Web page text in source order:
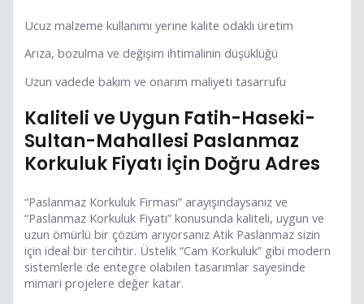
Ucuz malzeme kullanımı yerine kalite odaklı üretim
Arıza, bozulma ve değişim ihtimalinin düşüklüğü
Uzun vadede bakım ve onarım maliyeti tasarrufu
Kaliteli ve Uygun Fatih-Haseki-
Sultan-Mahallesi Paslanmaz
Korkuluk Fiyatı İçin Doğru Adres
“Paslanmaz Korkuluk Firması” arayışındaysanız ve
“Paslanmaz Korkuluk Fiyatı” konusunda kaliteli, uygun ve
uzun ömürlü bir çözüm arıyorsanız Atik Paslanmaz sizin
için ideal bir tercihtir. Üstelik “Cam Korkuluk” gibi modern
sistemlerle de entegre olabilen tasarımlar sayesinde
mimari projelere değer katar.